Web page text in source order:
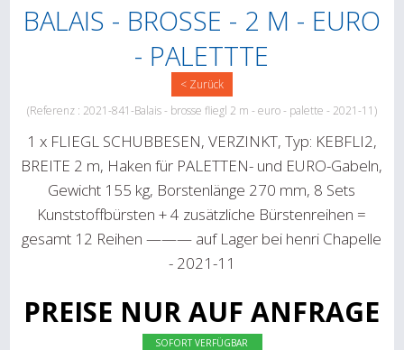
BALAIS - BROSSE - 2 M - EURO
- PALETTTE
< Zurück
(Referenz : 2021-841-Balais - brosse fliegl 2 m - euro - palette - 2021-11)
1 x FLIEGL SCHUBBESEN, VERZINKT, Typ: KEBFLI2,
BREITE 2 m, Haken für PALETTEN- und EURO-Gabeln,
Gewicht 155 kg, Borstenlänge 270 mm, 8 Sets
Kunststoffbürsten + 4 zusätzliche Bürstenreihen =
gesamt 12 Reihen ——— auf Lager bei henri Chapelle
- 2021-11
PREISE NUR AUF ANFRAGE
SOFORT VERFÜGBAR